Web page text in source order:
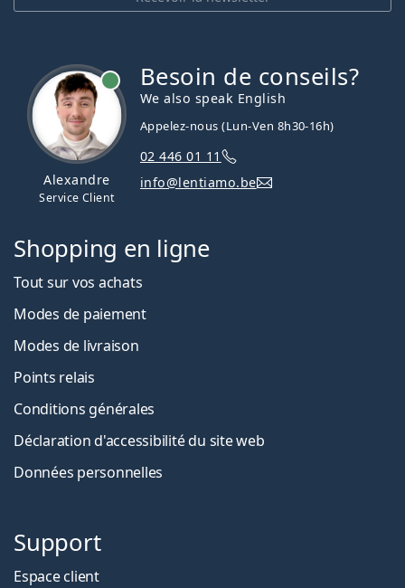
Alexandre
Service Client
Besoin de conseils?
We also speak English
Appelez-nous (Lun-Ven 8h30-16h)
02 446 01 11
info@lentiamo.be
Shopping en ligne
Tout sur vos achats
Modes de paiement
Modes de livraison
Points relais
Conditions générales
Déclaration d'accessibilité du site web
Données personnelles
Support
Espace client